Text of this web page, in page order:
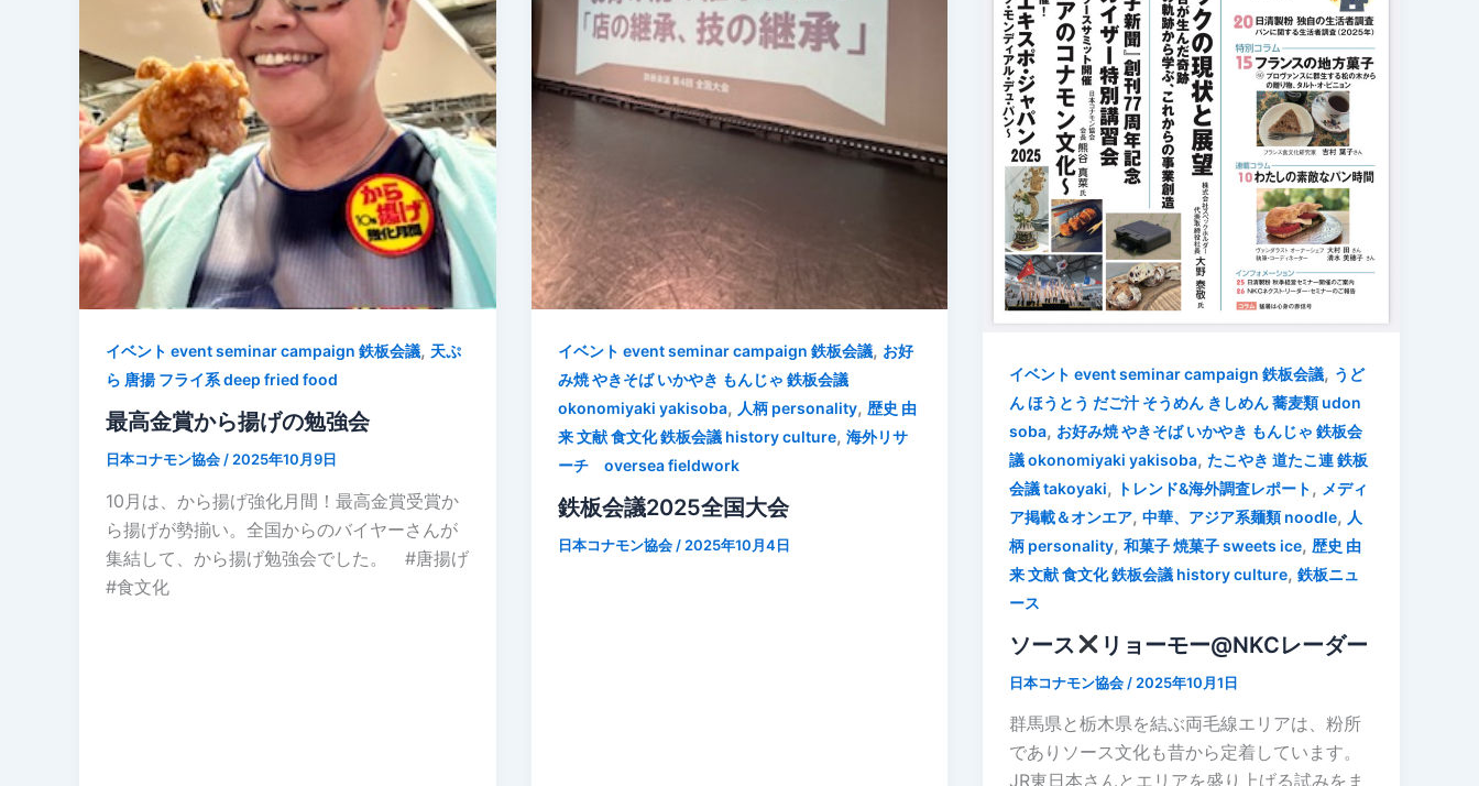
イベント event seminar campaign 鉄板会議, 天ぷ
ら 唐揚 フライ系 deep fried food
最高金賞から揚げの勉強会
日本コナモン協会 / 2025年10月9日
10月は、から揚げ強化月間！最高金賞受賞か
ら揚げが勢揃い。全国からのバイヤーさんが
集結して、から揚げ勉強会でした。 #唐揚げ
#食文化
イベント event seminar campaign 鉄板会議, お好
み焼 やきそば いかやき もんじゃ 鉄板会議
okonomiyaki yakisoba, 人柄 personality, 歴史 由
来 文献 食文化 鉄板会議 history culture, 海外リサ
ーチ oversea fieldwork
鉄板会議2025全国大会
日本コナモン協会 / 2025年10月4日
イベント event seminar campaign 鉄板会議, うど
ん ほうとう だご汁 そうめん きしめん 蕎麦類 udon
soba, お好み焼 やきそば いかやき もんじゃ 鉄板会
議 okonomiyaki yakisoba,たこやき 道たこ連 鉄板
会議 takoyaki, トレンド&海外調査レポート, メディ
ア掲載＆オンエア,中華、アジア系麺類 noodle, 人
柄 personality,和菓子 焼菓子 sweets ice, 歴史 由
来 文献 食文化 鉄板会議 history culture,鉄板ニュ
ース
ソース リョーモー@NKCレーダー
日本コナモン協会 / 2025年10月1日
群馬県と栃木県を結ぶ両毛線エリアは、粉所
でありソース文化も昔から定着しています。
JR東日本さんとエリアを盛り上げる試みをま